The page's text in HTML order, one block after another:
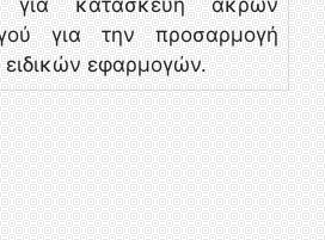
για την προσαρμογή
ειδικών εφαρμογών.